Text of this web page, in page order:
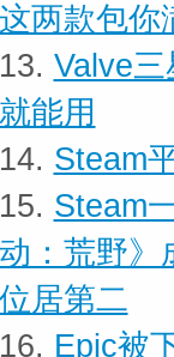
这两款包你
13. Valve
就能用
14. Steam
15. Steam
动：荒野》
位居第二
16. Epic被